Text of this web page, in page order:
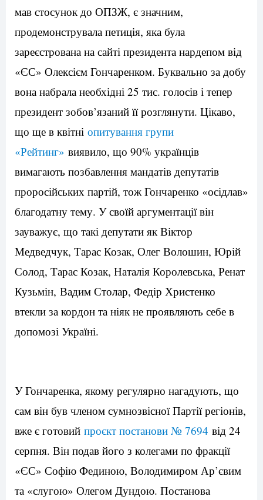
мав стосунок до ОПЗЖ, є значним,
продемонструвала петиція, яка була
зареєстрована на сайті президента нардепом від
«ЄС» Олексієм Гончаренком. Буквально за добу
вона набрала необхідні 25 тис. голосів і тепер
президент зобов’язаний її розглянути. Цікаво,
що ще в квітні опитування групи
«Рейтинг» виявило, що 90% українців
вимагають позбавлення мандатів депутатів
проросійських партій, тож Гончаренко «осідлав»
благодатну тему. У своїй аргументації він
зауважує, що такі депутати як Віктор
Медведчук, Тарас Козак, Олег Волошин, Юрій
Солод, Тарас Козак, Наталія Королевська, Ренат
Кузьмін, Вадим Столар, Федір Христенко
втекли за кордон та ніяк не проявляють себе в
допомозі Україні.
У Гончаренка, якому регулярно нагадують, що
сам він був членом сумнозвісної Партії регіонів,
вже є готовий проєкт постанови № 7694 від 24
серпня. Він подав його з колегами по фракції
«ЄС» Софію Фединою, Володимиром Ар’євим
та «слугою» Олегом Дундою. Постанова